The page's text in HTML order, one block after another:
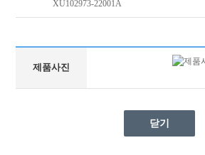
XU102973-22001A
제품사진
닫기